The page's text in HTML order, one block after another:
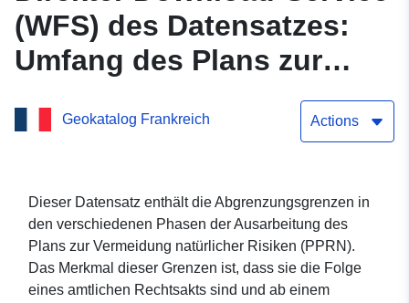
(WFS) des Datensatzes:
Umfang des Plans zur
Prävention natürlicher
Risiken (PPRN) von Tercis-
Geokatalog Frankreich Actions
Dieser Datensatz enthält die Abgrenzungsgrenzen in
den verschiedenen Phasen der Ausarbeitung des
Plans zur Vermeidung natürlicher Risiken (PPRN).
Das Merkmal dieser Grenzen ist, dass sie die Folge
eines amtlichen Rechtsakts sind und ab einem